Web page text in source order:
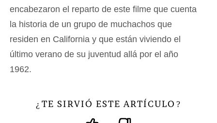
encabezaron el reparto de este filme que cuenta
la historia de un grupo de muchachos que
residen en California y que están viviendo el
último verano de su juventud allá por el año
1962.
¿ TE SIRVIÓ ESTE ARTÍCULO ?